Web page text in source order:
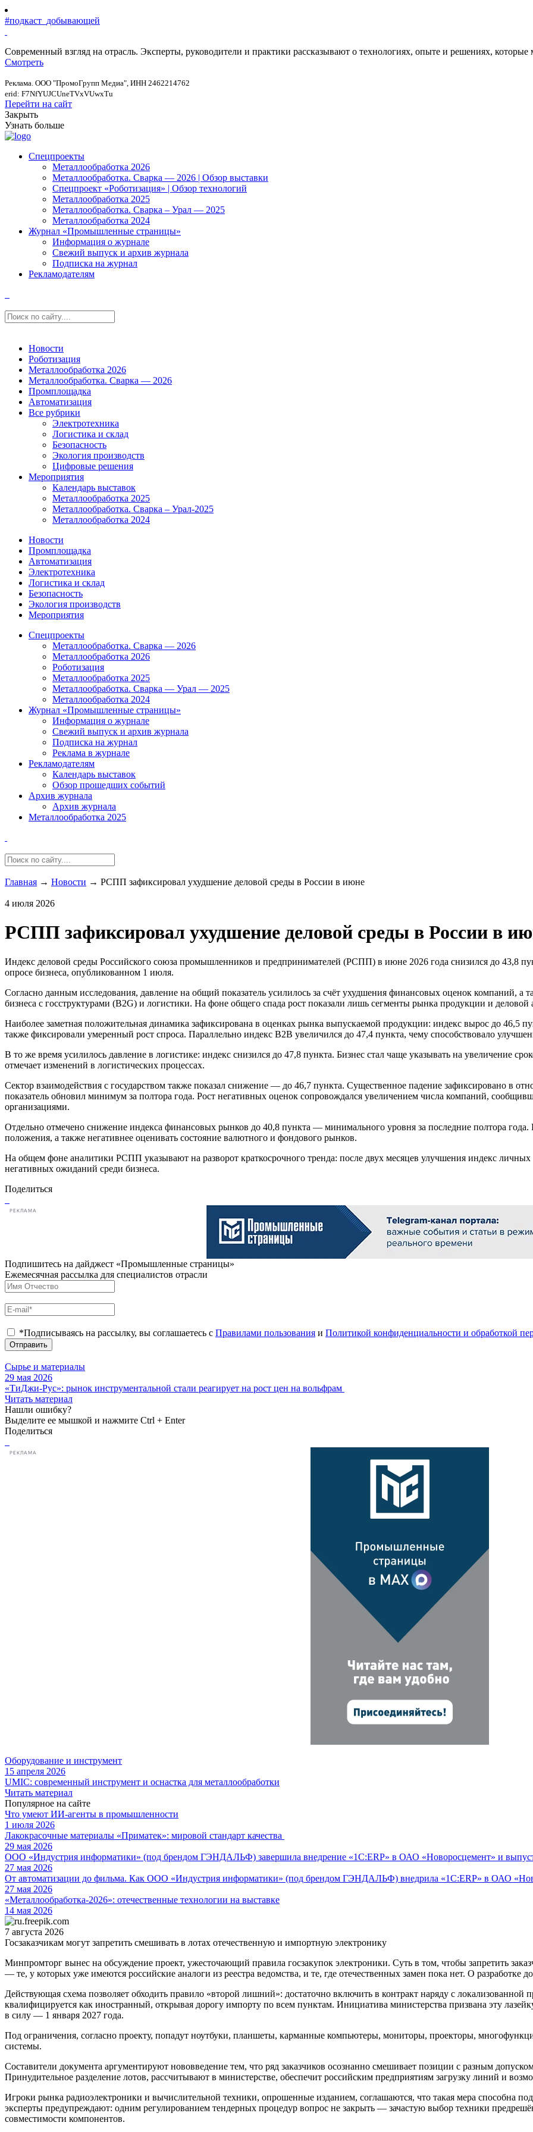
#подкаст_добывающей
Современный взгляд на отрасль. Эксперты, руководители и практики рассказывают о технологиях, опыте и решениях,
Смотреть
Реклама. ООО "ПромоГрупп Медиа", ИНН 2462214762
erid: F7NfYUJCUneTVxVUwxTu
Перейти на сайт
Закрыть
Узнать больше
Спецпроекты
Металлообработка 2026
Металлообработка. Сварка — 2026 | Обзор выставки
Спецпроект «Роботизация» | Обзор технологий
Металлообработка 2025
Металлообработка. Сварка – Урал — 2025
Металлообработка 2024
Журнал «Промышленные страницы»
Информация о журнале
Свежий выпуск и архив журнала
Подписка на журнал
Рекламодателям
Новости
Роботизация
Металлообработка 2026
Металлообработка. Сварка — 2026
Промплощадка
Автоматизация
Все рубрики
Электротехника
Логистика и склад
Безопасность
Экология производств
Цифровые решения
Мероприятия
Календарь выставок
Металлообработка 2025
Металлообработка. Сварка – Урал-2025
Металлообработка 2024
Новости
Промплощадка
Автоматизация
Электротехника
Логистика и склад
Безопасность
Экология производств
Мероприятия
Спецпроекты
Металлообработка. Сварка — 2026
Металлообработка 2026
Роботизация
Металлообработка 2025
Металлообработка. Сварка — Урал — 2025
Металлообработка 2024
Журнал «Промышленные страницы»
Информация о журнале
Свежий выпуск и архив журнала
Подписка на журнал
Реклама в журнале
Рекламодателям
Календарь выставок
Обзор прошедших событий
Архив журнала
Архив журнала
Металлообработка 2025
Главная → Новости → РСПП зафиксировал ухудшение деловой среды в России в июне
4 июля 2026
РСПП зафиксировал ухудшение деловой среды в России в
Индекс деловой среды Российского союза промышленников и предпринимателей (РСПП) в июне 2026 года снизился до 43,8
опросе бизнеса, опубликованном 1 июля.
Согласно данным исследования, давление на общий показатель усилилось за счёт ухудшения финансовых оценок компаний,
бизнеса с госструктурами (B2G) и логистики. На фоне общего спада рост показали лишь сегменты рынка продукции и деловой
Наиболее заметная положительная динамика зафиксирована в оценках рынка выпускаемой продукции: индекс вырос до 46,5
также фиксировали умеренный рост спроса. Параллельно индекс B2B увеличился до 47,4 пункта, чему способствовало
В то же время усилилось давление в логистике: индекс снизился до 47,8 пункта. Бизнес стал чаще указывать на увеличение
отмечает изменений в логистических процессах.
Сектор взаимодействия с государством также показал снижение — до 46,7 пункта. Существенное падение зафиксировано в
показатель обновил минимум за полтора года. Рост негативных оценок сопровождался увеличением числа компаний,
организациями.
Отдельно отмечено снижение индекса финансовых рынков до 40,8 пункта — минимального уровня за последние полтора
положения, а также негативнее оценивать состояние валютного и фондового рынков.
На общем фоне аналитики РСПП указывают на разворот краткосрочного тренда: после двух месяцев улучшения индекс личных
негативных ожиданий среди бизнеса.
Поделиться
РЕКЛАМА
Подпишитесь на дайджест «Промышленные страницы»
Ежемесячная рассылка для специалистов отрасли
*Подписываясь на рассылку, вы соглашаетесь с Правилами пользования и Политикой конфиденциальности и обработкой
Отправить
Сырье и материалы
29 мая 2026
«ТиДжи-Рус»: рынок инструментальной стали реагирует на рост цен на вольфрам
Читать материал
Нашли ошибку?
Выделите ее мышкой и нажмите Ctrl + Enter
Поделиться
РЕКЛАМА
Оборудование и инструмент
15 апреля 2026
UMIC: современный инструмент и оснастка для металлообработки
Читать материал
Популярное на сайте
Что умеют ИИ-агенты в промышленности
1 июля 2026
Лакокрасочные материалы «Приматек»: мировой стандарт качества
29 мая 2026
ООО «Индустрия информатики» (под брендом ГЭНДАЛЬФ) завершила внедрение «1С:ERP» в ОАО «Новоросцемент» и
27 мая 2026
От автоматизации до фильма. Как ООО «Индустрия информатики» (под брендом ГЭНДАЛЬФ) внедрила «1С:ERP» в ОАО
27 мая 2026
«Металлообработка-2026»: отечественные технологии на выставке
14 мая 2026
7 августа 2026
Госзаказчикам могут запретить смешивать в лотах отечественную и импортную электронику
Минпромторг вынес на обсуждение проект, ужесточающий правила госзакупок электроники. Суть в том, чтобы запретить
— те, у которых уже имеются российские аналоги из реестра ведомства, и те, где отечественных замен пока нет. О разработке
Действующая схема позволяет обходить правило «второй лишний»: достаточно включить в контракт наряду с локализованной
квалифицируется как иностранный, открывая дорогу импорту по всем пунктам. Инициатива министерства призвана эту
в силу — 1 января 2027 года.
Под ограничения, согласно проекту, попадут ноутбуки, планшеты, карманные компьютеры, мониторы, проекторы,
системы.
Составители документа аргументируют нововведение тем, что ряд заказчиков осознанно смешивает позиции с разным
Принудительное разделение лотов, рассчитывают в министерстве, обеспечит российским предприятиям загрузку линий и
Игроки рынка радиоэлектроники и вычислительной техники, опрошенные изданием, соглашаются, что такая мера способна
эксперты предупреждают: одним регулированием тендерных процедур вопрос не закрыть — зачастую выбор техники
совместимости компонентов.